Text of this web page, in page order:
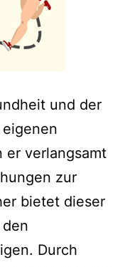
und der
er verlangsamt
zur
bietet dieser
Durch